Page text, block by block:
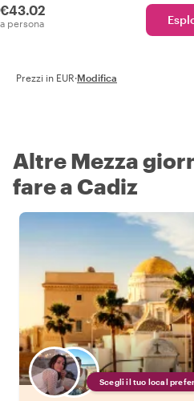
€43.02
a persona
Prezzi in EUR·Modifica
Altre Mezza
fare a Cadiz
Scegli il tuo local